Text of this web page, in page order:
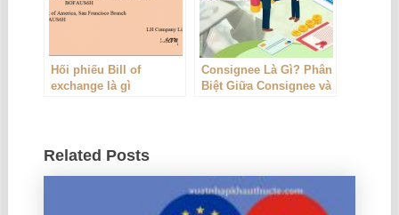
Hối phiếu Bill of
exchange là gì
Consignee Là Gì? Phân
Biệt Giữa Consignee và
Related Posts